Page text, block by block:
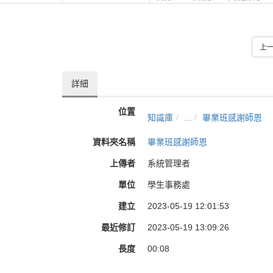
上
詳細
位置
知識庫 畢業班感謝師恩
資料夾名稱 畢業班感謝師恩
上傳者 系統管理者
單位 學生事務處
建立 2023-05-19 12:01:53
最近修訂 2023-05-19 13:09:26
長度 00:08